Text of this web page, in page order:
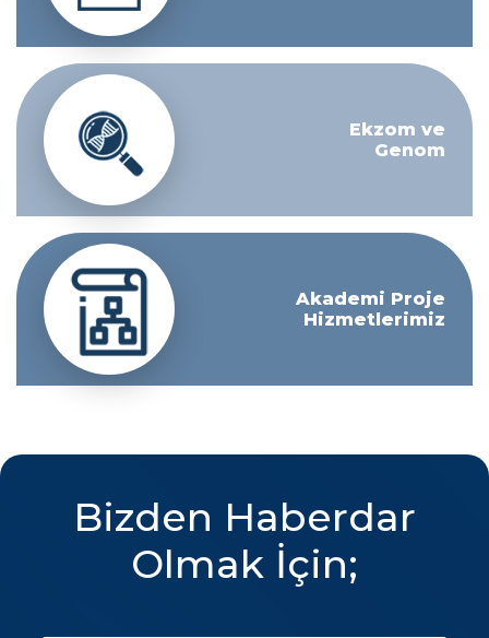
Ekzom ve
Genom
Akademi Proje
Hizmetlerimiz
Bizden Haberdar
Olmak İçin;